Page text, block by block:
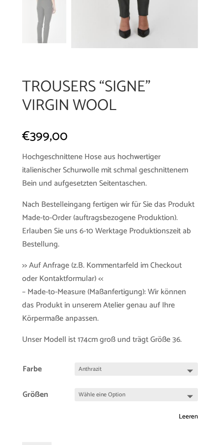
TROUSERS “SIGNE”
VIRGIN WOOL
€399,00
Hochgeschnittene Hose aus hochwertiger
italienischer Schurwolle mit schmal geschnittenem
Bein und aufgesetzten Seitentaschen.
Nach Bestelleingang fertigen wir für Sie das Produkt
Made-to-Order (auftragsbezogene Produktion).
Erlauben Sie uns 6-10 Werktage Produktionszeit ab
Bestellung.
>> Auf Anfrage (z.B. Kommentarfeld im Checkout
oder Kontaktformular) <<
– Made-to-Measure (Maßanfertigung): Wir können
das Produkt in unserem Atelier genau auf Ihre
Körpermaße anpassen.
Unser Modell ist 174cm groß und trägt Größe 36.
Farbe
Größen
Leeren